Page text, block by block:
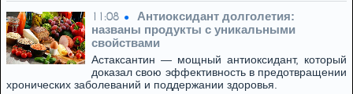
11:08
Антиоксидант долголетия:
названы продукты с уникальными
свойствами
Астаксантин — мощный антиоксидант, который
доказал свою эффективность в предотвращении
хронических заболеваний и поддержании здоровья.